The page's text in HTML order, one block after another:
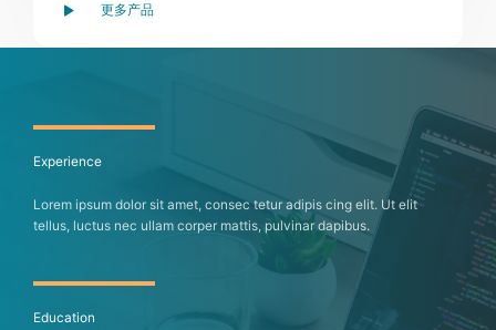
更多产品
Experience
Lorem ipsum dolor sit amet, consec tetur adipis cing elit. Ut elit
tellus, luctus nec ullam corper mattis, pulvinar dapibus.
Education